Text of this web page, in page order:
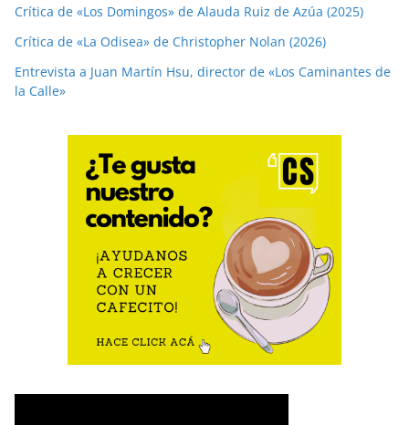
Crítica de «Los Domingos» de Alauda Ruiz de Azúa (2025)
Crítica de «La Odisea» de Christopher Nolan (2026)
Entrevista a Juan Martín Hsu, director de «Los Caminantes de
la Calle»